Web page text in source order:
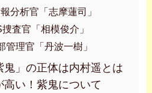
分析官「志摩蓮司」
査官「相模俊介」
管理官「丹波一樹」
鬼」の正体は内村遥とは
高い！紫鬼について